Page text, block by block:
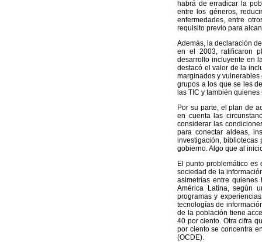
habrá de erradicar la
entre los géneros,
enfermedades, entre
requisito previo para
Además, la declaración
en el 2003, ratificaron
desarrollo incluyente en
destacó el valor de la
marginados y
grupos a los que se les
las TIC y también
Por su parte, el plan de
en cuenta las
considerar las
para conectar aldeas,
investigación, bibliotecas
gobierno. Algo que al
El punto problemático
sociedad de la
asimetrías entre
América Latina, según
programas y
tecnologías de
de la población tiene
40 por ciento. Otra cifra
por ciento se concentra
(OCDE).